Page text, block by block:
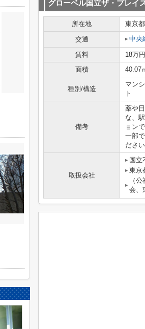
グローベル国立ザ・プレイ
所在地 東京都
交通
中央
賃料 18万円
面積
40.07
種別/構造
マン
ト
備考
薬や
な、
ョン
一部
ださい
取扱会社
国立
東京
（
会、